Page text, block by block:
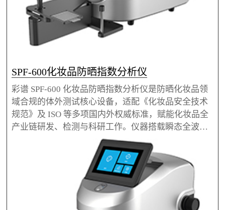
SPF-600化妆品防晒指数分析仪
彩谱 SPF-600 化妆品防晒指数分析仪是防晒化妆品领
域合规的体外测试核心设备，适配《化妆品安全技术
规范》及 ISO 等多项国内外权威标准，赋能化妆品全
产业链研发、检测与科研工作。仪器搭载瞬态全波段
捕获技术，1 秒即可完成检测，信噪比高，可对乳
液、膏霜、粉末等各类防晒产品及原料开展 SPF/UVA
PF 快速分析、配方验证与批次稳定性监测。设备波长
可覆盖280-400nm，SPF测定范围最高达 1-1000，能
在人体测试前完成数据摸底，帮助企业降本提效，加
速新品上市，也适用于权威检测机构与科研院